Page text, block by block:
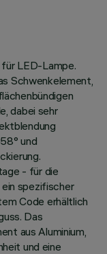
LED-Lampe.
Schwenkelement,
dabei sehr
und
- für die
spezifischer
Code erhältlich
Das
aus Aluminium,
und eine